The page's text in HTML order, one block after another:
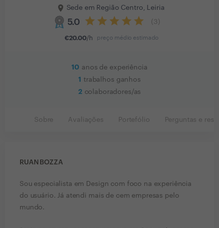
Sede em Região Centro, Leiria
5.0 3
€20.00/h preço médio estimado
10 anos de experiência
1 trabalhos ganhos
2 colaboradores/as
Sobre Avaliações Portefólio Perguntas e
RUAN BOZZA
Sou especialista em Design com foco na experiência
do usuário. Já atendi mais de cem empresas pelo
mundo.